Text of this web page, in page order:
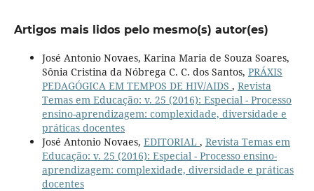
Artigos mais lidos pelo mesmo(s) autor(es)
José Antonio Novaes, Karina Maria de Souza Soares,
Sônia Cristina da Nóbrega C. C. dos Santos, PRÁXIS
PEDAGÓGICA EM TEMPOS DE HIV/AIDS , Revista
Temas em Educação: v. 25 (2016): Especial - Processo
ensino-aprendizagem: complexidade, diversidade e
práticas docentes
José Antonio Novaes, EDITORIAL , Revista Temas em
Educação: v. 25 (2016): Especial - Processo ensino-
aprendizagem: complexidade, diversidade e práticas
docentes